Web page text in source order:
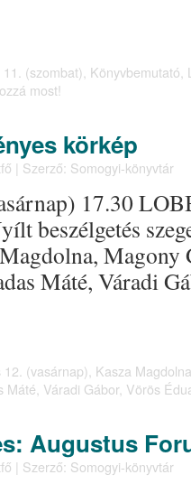
(szombat), Könyvbemutató,
most!
körkép
| Szerző: Somogyi-könyvtár
17.30
beszélgetés
Magony
Máté, Váradi
12. (vasárnap) Kasza Magdolna
Máté Váradi Gábor, Vörös
Augustus
| Szerző: Somogyi-könyvtár